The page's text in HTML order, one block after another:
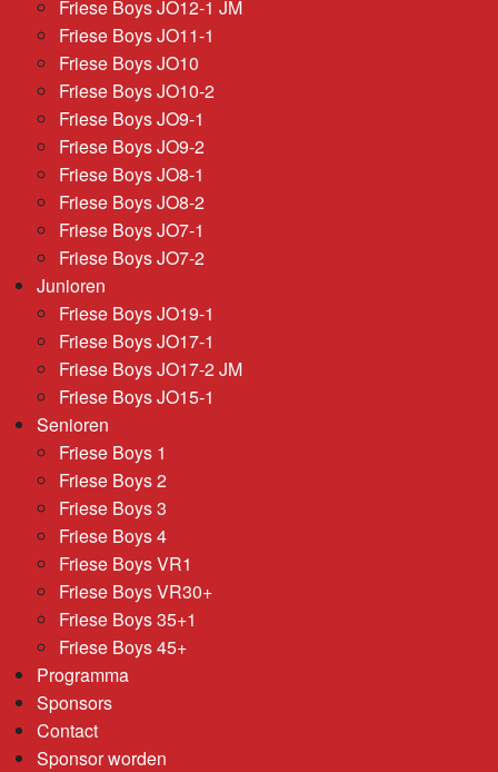
Friese Boys JO12-1 JM
Friese Boys JO11-1
Friese Boys JO10
Friese Boys JO10-2
Friese Boys JO9-1
Friese Boys JO9-2
Friese Boys JO8-1
Friese Boys JO8-2
Friese Boys JO7-1
Friese Boys JO7-2
Junioren
Friese Boys JO19-1
Friese Boys JO17-1
Friese Boys JO17-2 JM
Friese Boys JO15-1
Senioren
Friese Boys 1
Friese Boys 2
Friese Boys 3
Friese Boys 4
Friese Boys VR1
Friese Boys VR30+
Friese Boys 35+1
Friese Boys 45+
Programma
Sponsors
Contact
Sponsor worden